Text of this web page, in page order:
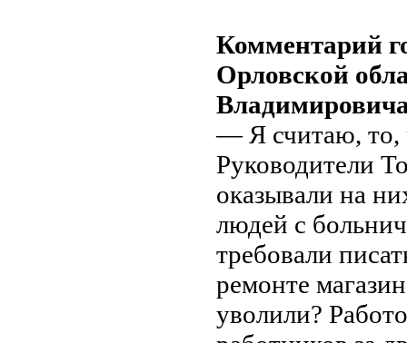
Комментарий
Орловской
— Я считаю, то,
Руководители
оказывали на
людей с
требовали
ремонте
уволили?